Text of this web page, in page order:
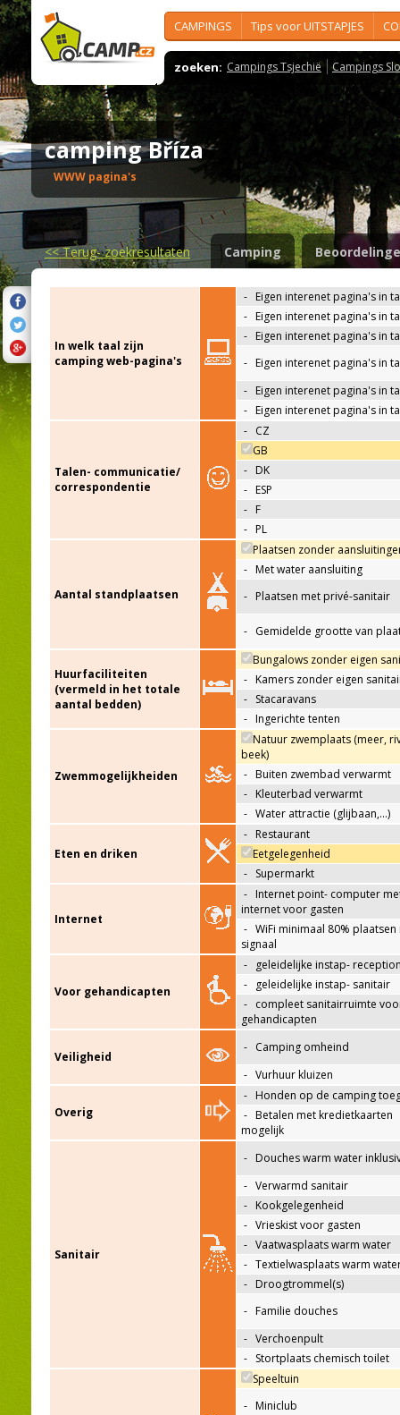
CAMPINGS Tips voor UITSTAPJES
zoeken: Campings Tsjechië Campings
camping Bříza
WWW pagina's
<<Terug- zoekresultaten Camping
In welk taal zijn
camping web-pagina's
- Eigen interenet pagina's in
- Eigen interenet pagina's in
- Eigen interenet pagina's in
- Eigen interenet pagina's in
- Eigen interenet pagina's in
- Eigen interenet pagina's in
Talen- communicatie/
correspondentie
- CZ
GB
- DK
- ESP
- F
- PL
Aantal standplaatsen
Plaatsen zonder
- Met water aansluiting
- Plaatsen met privé-sanitair
- Gemidelde grootte van
Huurfaciliteiten
(vermeld in het totale
aantal bedden)
Bungalows zonder eigen
- Kamers zonder eigen
- Stacaravans
- Ingerichte tenten
Zwemmogelijkheiden
Natuur zwemplaats (meer,
beek)
- Buiten zwembad verwarmt
- Kleuterbad verwarmt
- Water attractie (glijbaan,…)
Eten en driken
- Restaurant
Eetgelegenheid
- Supermarkt
Internet
- Internet point- computer
internet voor gasten
- WiFi minimaal 80% plaatsen
signaal
Voor gehandicapten
-
geleidelijke instap-
-
geleidelijke instap- sanitair
- compleet sanitairruimte
gehandicapten
Veiligheid
- Camping omheind
- Vurhuur kluizen
Overig
- Honden op de camping
- Betalen met kredietkaarten
mogelijk
Sanitair
- Douches warm water
- Verwarmd sanitair
- Kookgelegenheid
- Vrieskist voor gasten
- Vaatwasplaats warm water
- Textielwasplaats warm
- Droogtrommel(s)
- Familie douches
- Verchoenpult
- Stortplaats chemisch toilet
Speeltuin
- Miniclub